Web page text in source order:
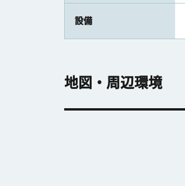
設備
地図・周辺環境